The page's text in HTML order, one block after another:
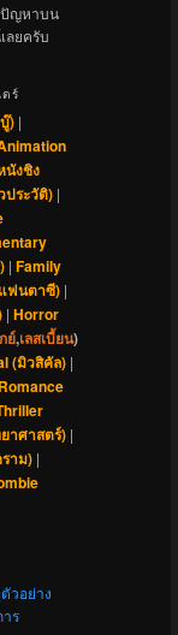
ปัญหาบน
ลยครับ
ร์
) |
นังชิง
ประวัติ) |
| Family
ฟนตาซี) |
| Horror
ย์,เลสเบี้ยน)
(มิวสิคัล) |
Romance
าศาสตร์) |
าม) |
วอย่าง
ร